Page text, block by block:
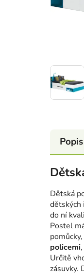
Popis
Dětská
dětských
do ní
Postel
policemi
Určitě
zásuvky.